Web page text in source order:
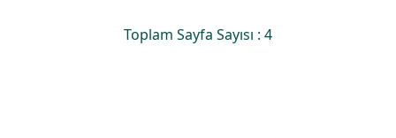
Toplam Sayfa Sayısı : 4